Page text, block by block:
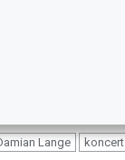
Lange koncert